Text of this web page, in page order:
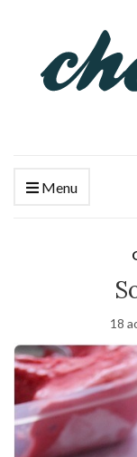
Menu
18